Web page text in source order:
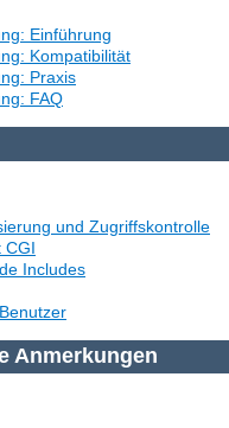
Einführung
Kompatibilität
Praxis
FAQ
und Zugriffskontrolle
CGI
Includes
Anmerkungen